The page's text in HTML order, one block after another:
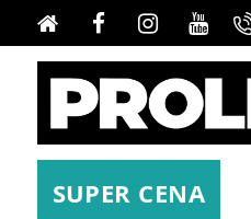
SUPER CENA